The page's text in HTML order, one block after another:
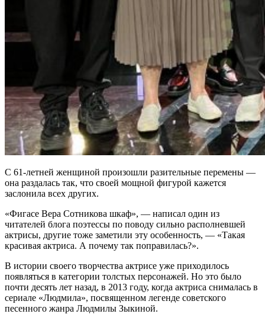
С 61-летней женщиной произошли разительные перемены —
она раздалась так, что своей мощной фигурой кажется
заслонила всех других.
«Фигасе Вера Сотникова шкаф», — написал один из
читателей блога поэтессы по поводу сильно располневшей
актрисы, другие тоже заметили эту особенность, — «Такая
красивая актриса. А почему так поправилась?».
В истории своего творчества актрисе уже приходилось
появляться в категории толстых персонажей. Но это было
почти десять лет назад, в 2013 году, когда актриса снималась в
сериале «Людмила», посвященном легенде советского
песенного жанра Людмилы Зыкиной.